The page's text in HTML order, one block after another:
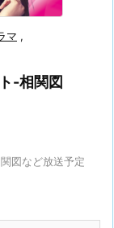
マ ,
-相関図
図など放送予定